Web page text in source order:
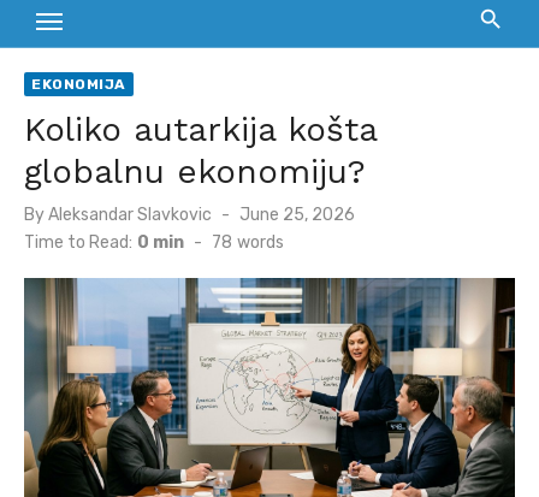
EKONOMIJA
Koliko autarkija košta
globalnu ekonomiju?
ByAleksandar Slavkovic
Posted
on
June 25, 2026
Time to Read: 0 min - 78 words